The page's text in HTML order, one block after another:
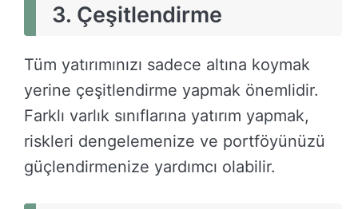
3. Çeşitlendirme
Tüm yatırımınızı sadece altına koymak
yerine çeşitlendirme yapmak önemlidir.
Farklı varlık sınıflarına yatırım yapmak,
riskleri dengelemenize ve portföyünüzü
güçlendirmenize yardımcı olabilir.